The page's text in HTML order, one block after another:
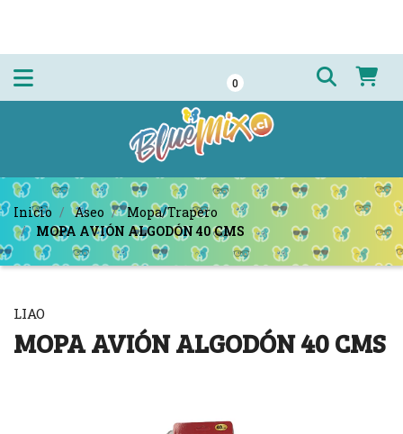
0
Inicio Aseo
Mopa/Trapero
MOPA AVIÓN ALGODÓN 40 CMS
LIAO
MOPA AVIÓN ALGODÓN 40 CMS